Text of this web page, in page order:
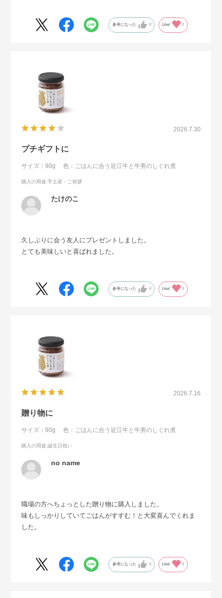
参考になった 0 Like! 0
2026.7.30
プチギフトに
サイズ：90g 色：ごはんに合う近江牛と牛蒡のしぐれ煮
購入の用途:手土産・ご挨拶
たけのこ
久しぶりに会う友人にプレゼントしました。
とても美味しいと喜ばれました。
参考になった 0 Like! 0
2026.7.16
贈り物に
サイズ：90g 色：ごはんに合う近江牛と牛蒡のしぐれ煮
購入の用途:誕生日祝い
no name
職場の方へちょっとした贈り物に購入しました。
味もしっかりしていてごはんがすすむ！と大変喜んでくれま
した。
参考になった 0 Like! 0